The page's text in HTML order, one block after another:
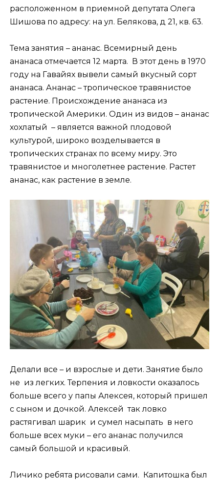
расположенном в приемной депутата Олега
Шишова по адресу: на ул. Белякова, д 21, кв. 63.
Тема занятия – ананас. Всемирный день
ананаса отмечается 12 марта. В этот день в 1970
году на Гавайях вывели самый вкусный сорт
ананаса. Ананас – тропическое травянистое
растение. Происхождение ананаса из
тропической Америки. Один из видов – ананас
хохлатый – является важной плодовой
культурой, широко возделывается в
тропических странах по всему миру. Это
травянистое и многолетнее растение. Растет
ананас, как растение в земле.
Делали все – и взрослые и дети. Занятие было
не из легких. Терпения и ловкости оказалось
больше всего у папы Алексея, который пришел
с сыном и дочкой. Алексей так ловко
растягивал шарик и сумел насыпать в него
больше всех муки – его ананас получился
самый большой и красивый.
Личико ребята рисовали сами. Капитошка был